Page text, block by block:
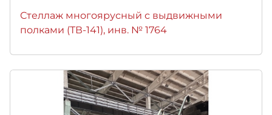
Стеллаж многоярусный с выдвижными
полками (ТВ-141), инв. № 1764